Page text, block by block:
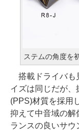
ステムの角度を
搭載ドライバも
イズは同じだが、
(PPS)材質を採用
抑えて中音域の解
ランスの良いサウ